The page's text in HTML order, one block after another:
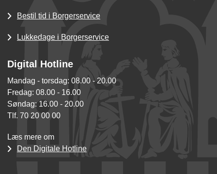
Bestil tid i Borgerservice
Lukkedage i Borgerservice
Digital Hotline
Mandag - torsdag: 08.00 - 20.00
Fredag: 08.00 - 16.00
Søndag: 16.00 - 20.00
Tlf. 70 20 00 00
Læs mere om
Den Digitale Hotline